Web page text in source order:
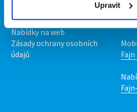
Upravit
Upravit předvolby cookies
Statistiky pro média
Nabídky na web
Zásady ochrany osobních
údajů